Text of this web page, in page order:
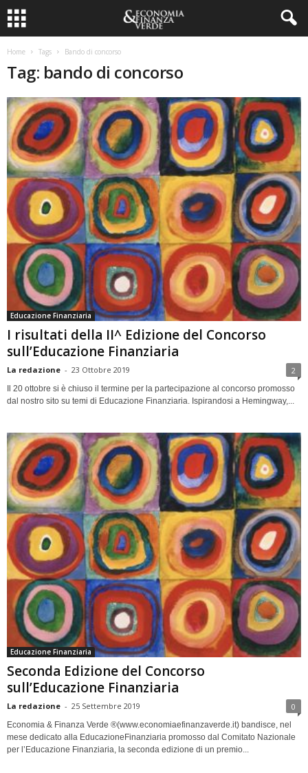
Home Tags Bando di concorso
Tag: bando di concorso
Educazione Finanziaria
I risultati della II^ Edizione del Concorso
sull’Educazione Finanziaria
La redazione - 23 Ottobre 2019 2
Il 20 ottobre si è chiuso il termine per la partecipazione al concorso promosso
dal nostro sito su temi di Educazione Finanziaria. Ispirandosi a Hemingway,...
Educazione Finanziaria
Seconda Edizione del Concorso
sull’Educazione Finanziaria
La redazione - 25 Settembre 2019 0
Economia & Finanza Verde ®️(www.economiaefinanzaverde.it) bandisce, nel
mese dedicato alla EducazioneFinanziaria promosso dal Comitato Nazionale
per l’Educazione Finanziaria, la seconda edizione di un premio...